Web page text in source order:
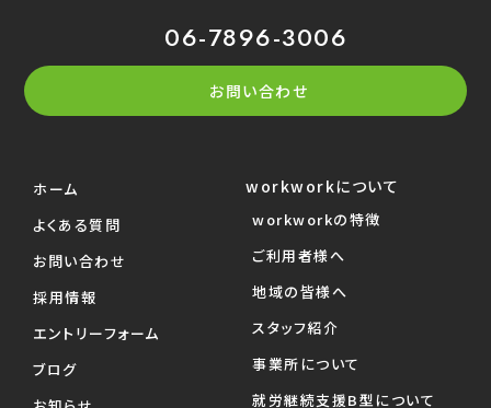
06-7896-3006
お問い合わせ
ホーム
よくある質問
お問い合わせ
採用情報
エントリーフォーム
ブログ
workworkについて
workworkの特徴
ご利用者様へ
地域の皆様へ
スタッフ紹介
事業所について
就労継続支援B型について